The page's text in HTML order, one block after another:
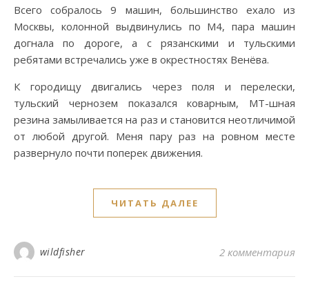
Всего собралось 9 машин, большинство ехало из
Москвы, колонной выдвинулись по М4, пара машин
догнала по дороге, а с рязанскими и тульскими
ребятами встречались уже в окрестностях Венёва.
К городищу двигались через поля и перелески,
тульский чернозем показался коварным, МТ-шная
резина замыливается на раз и становится неотличимой
от любой другой. Меня пару раз на ровном месте
развернуло почти поперек движения.
ЧИТАТЬ ДАЛЕЕ
wildfisher 2 комментария